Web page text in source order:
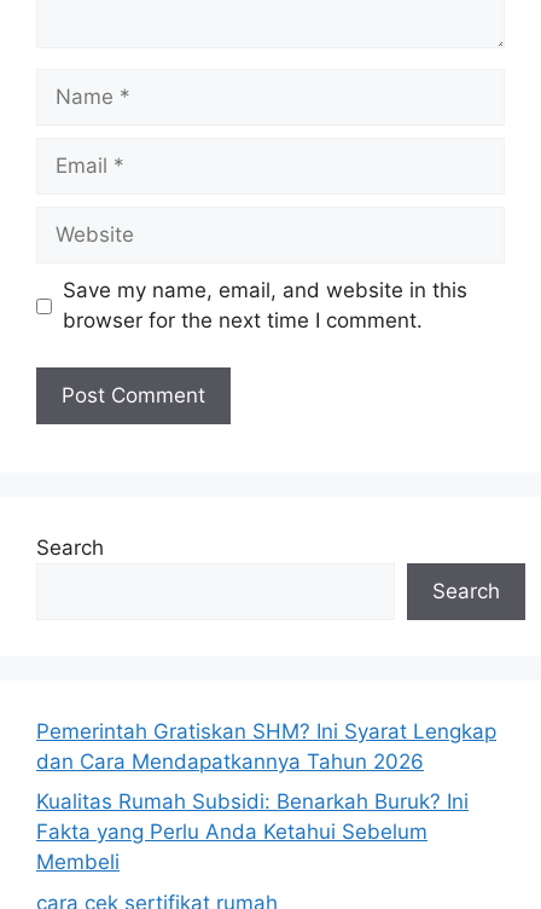
Name
Email
Website
Save my name, email, and website in this
browser for the next time I comment.
Search
Search
Pemerintah Gratiskan SHM? Ini Syarat Lengkap
dan Cara Mendapatkannya Tahun 2026
Kualitas Rumah Subsidi: Benarkah Buruk? Ini
Fakta yang Perlu Anda Ketahui Sebelum
Membeli
cara cek sertifikat rumah